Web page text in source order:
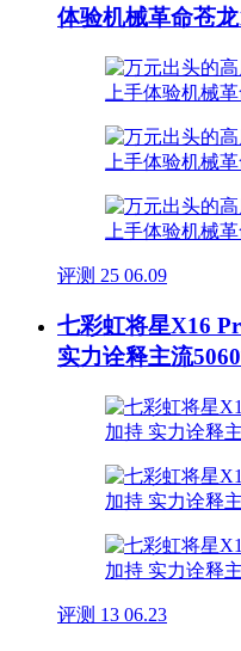
体验机械革命苍
评测 25 06.09
七彩虹将星X16
实力诠释主流
评测 13 06.23